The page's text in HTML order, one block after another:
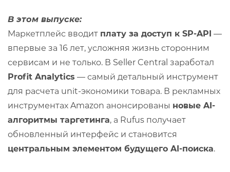
В этом выпуске:
Маркетплейс вводит плату за доступ к SP-API —
впервые за 16 лет, усложняя жизнь сторонним
сервисам и не только. В Seller Central заработал
Profit Analytics — самый детальный инструмент
для расчета unit-экономики товара. В рекламных
инструментах Amazon анонсированы новые AI-
алгоритмы таргетинга, а Rufus получает
обновленный интерфейс и становится
центральным элементом будущего AI-поиска.